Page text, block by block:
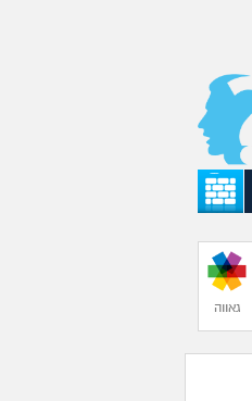
גאווה